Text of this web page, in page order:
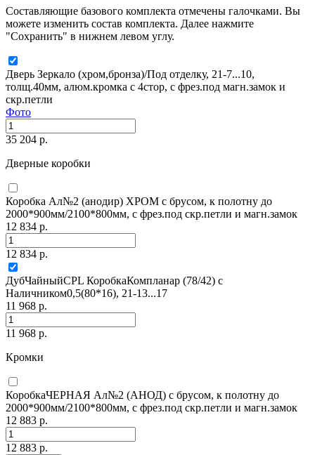
Составляющие базового комплекта отмечены галочками. Вы
можете изменить состав комплекта. Далее нажмите
"Сохранить" в нижнем левом углу.
Дверь Зеркало (хром,бронза)/Под отделку, 21-7...10,
толщ.40мм, алюм.кромка с 4стор, с фрез.под магн.замок и
скр.петли
Фото
35 204 р.
Дверные коробки
Коробка Ал№2 (анодир) ХРОМ с брусом, к полотну до
2000*900мм/2100*800мм, с фрез.под скр.петли и магн.замок
12 834 р.
12 834 р.
ДубЧайныйCPL КоробкаКомпланар (78/42) с
Наличником0,5(80*16), 21-13...17
11 968 р.
11 968 р.
Кромки
КоробкаЧЕРНАЯ Ал№2 (АНОД) с брусом, к полотну до
2000*900мм/2100*800мм, с фрез.под скр.петли и магн.замок
12 883 р.
12 883 р.